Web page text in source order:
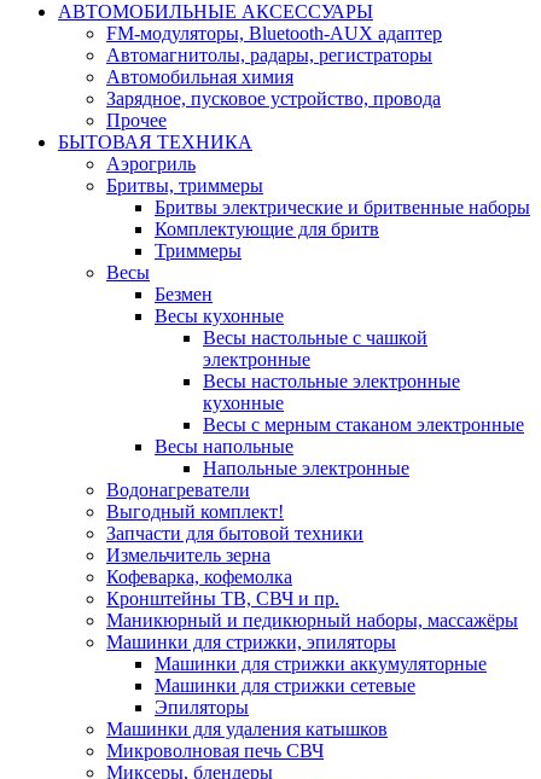
АВТОМОБИЛЬНЫЕ АКСЕССУАРЫ
FM-модуляторы, Bluetooth-AUX адаптер
Автомагнитолы, радары, регистраторы
Автомобильная химия
Зарядное, пусковое устройство, провода
Прочее
БЫТОВАЯ ТЕХНИКА
Аэрогриль
Бритвы, триммеры
Бритвы электрические и бритвенные наборы
Комплектующие для бритв
Триммеры
Весы
Безмен
Весы кухонные
Весы настольные с чашкой
электронные
Весы настольные электронные
кухонные
Весы с мерным стаканом электронные
Весы напольные
Напольные электронные
Водонагреватели
Выгодный комплект!
Запчасти для бытовой техники
Измельчитель зерна
Кофеварка, кофемолка
Кронштейны ТВ, СВЧ и пр.
Маникюрный и педикюрный наборы, массажёры
Машинки для стрижки, эпиляторы
Машинки для стрижки аккумуляторные
Машинки для стрижки сетевые
Эпиляторы
Машинки для удаления катышков
Микроволновая печь СВЧ
Миксеры, блендеры